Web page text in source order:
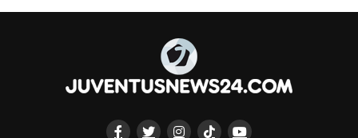
nostri giocatori che loro volevano
LA PLAYLIST DELLE NOSTRE TOP NEWS